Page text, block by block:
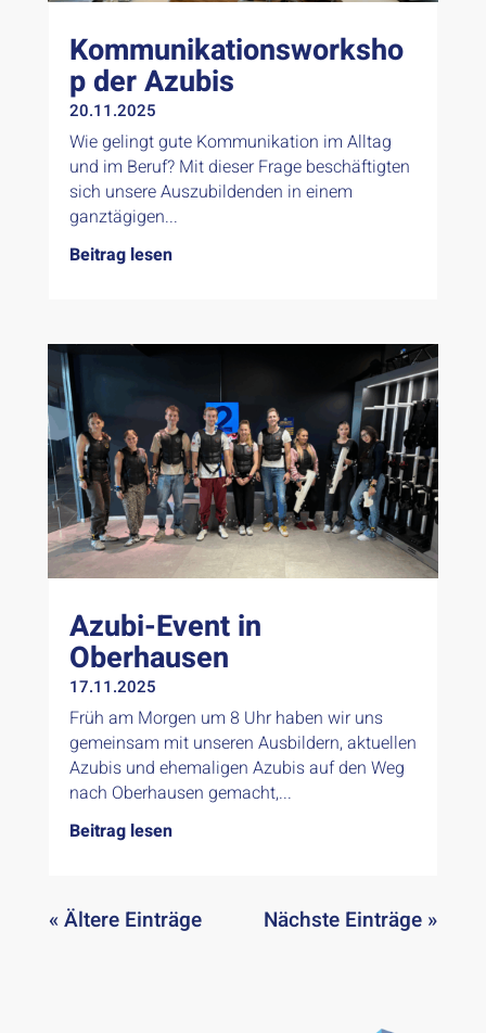
Kommunikationsworksho
p der Azubis
20.11.2025
Wie gelingt gute Kommunikation im Alltag
und im Beruf? Mit dieser Frage beschäftigten
sich unsere Auszubildenden in einem
ganztägigen...
Beitrag lesen
Azubi-Event in
Oberhausen
17.11.2025
Früh am Morgen um 8 Uhr haben wir uns
gemeinsam mit unseren Ausbildern, aktuellen
Azubis und ehemaligen Azubis auf den Weg
nach Oberhausen gemacht,...
Beitrag lesen
« Ältere Einträge Nächste Einträge »